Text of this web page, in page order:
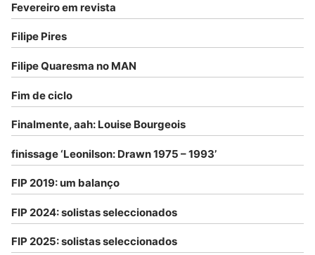
Fevereiro em revista
Filipe Pires
Filipe Quaresma no MAN
Fim de ciclo
Finalmente, aah: Louise Bourgeois
finissage ‘Leonilson: Drawn 1975 – 1993’
FIP 2019: um balanço
FIP 2024: solistas seleccionados
FIP 2025: solistas seleccionados